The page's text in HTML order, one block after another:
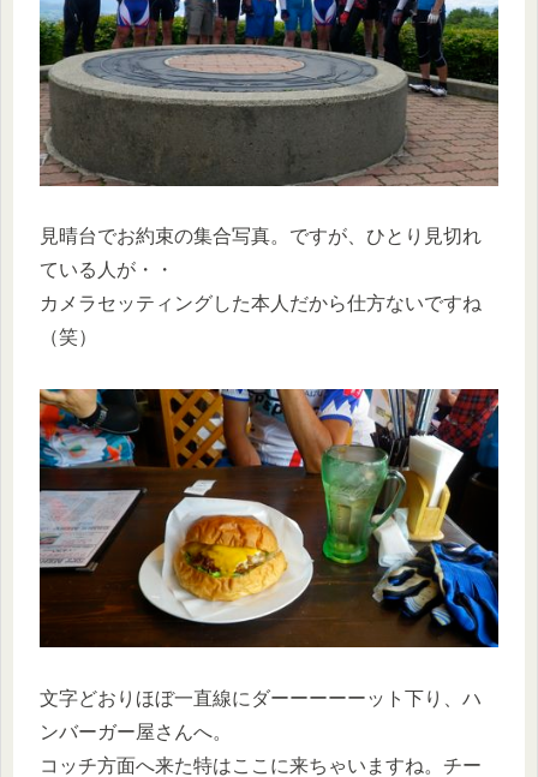
見晴台でお約束の集合写真。ですが、ひとり見切れ
ている人が・・
カメラセッティングした本人だから仕方ないですね
（笑）
文字どおりほぼ一直線にダーーーーーット下り、ハ
ンバーガー屋さんへ。
コッチ方面へ来た特はここに来ちゃいますね。チー